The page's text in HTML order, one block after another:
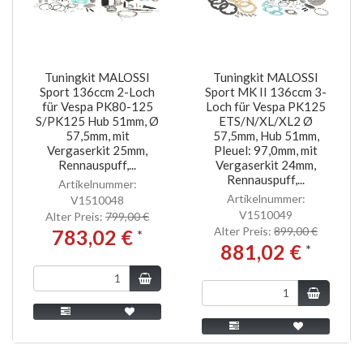
Tuningkit MALOSSI
Sport 136ccm 2-Loch
für Vespa PK80-125
S/PK125 Hub 51mm, Ø
57,5mm, mit
Vergaserkit 25mm,
Rennauspuff,...
Artikelnummer:
V1510048
Alter Preis: 799,00 €
783,02 € *
Tuningkit MALOSSI
Sport MK II 136ccm 3-
Loch für Vespa PK125
ETS/N/XL/XL2 Ø
57,5mm, Hub 51mm,
Pleuel: 97,0mm, mit
Vergaserkit 24mm,
Rennauspuff,...
Artikelnummer:
V1510049
Alter Preis: 899,00 €
881,02 € *